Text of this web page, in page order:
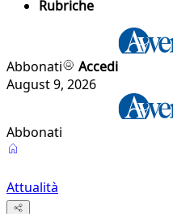
Rubriche
Abbonati
Accedi
August 9, 2026
Abbonati
Attualità